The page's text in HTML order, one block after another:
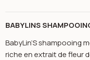
BABYLINS
BabyLin’S shampooing
riche en extrait de fleur